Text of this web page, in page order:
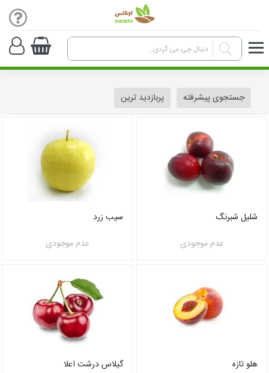
جستجوی پیشرفته پربازدید ترین
شلیل شبرنگ
عدم موجودی
سیب زرد
عدم موجودی
هلو تازه
گیلاس درشت اعلا